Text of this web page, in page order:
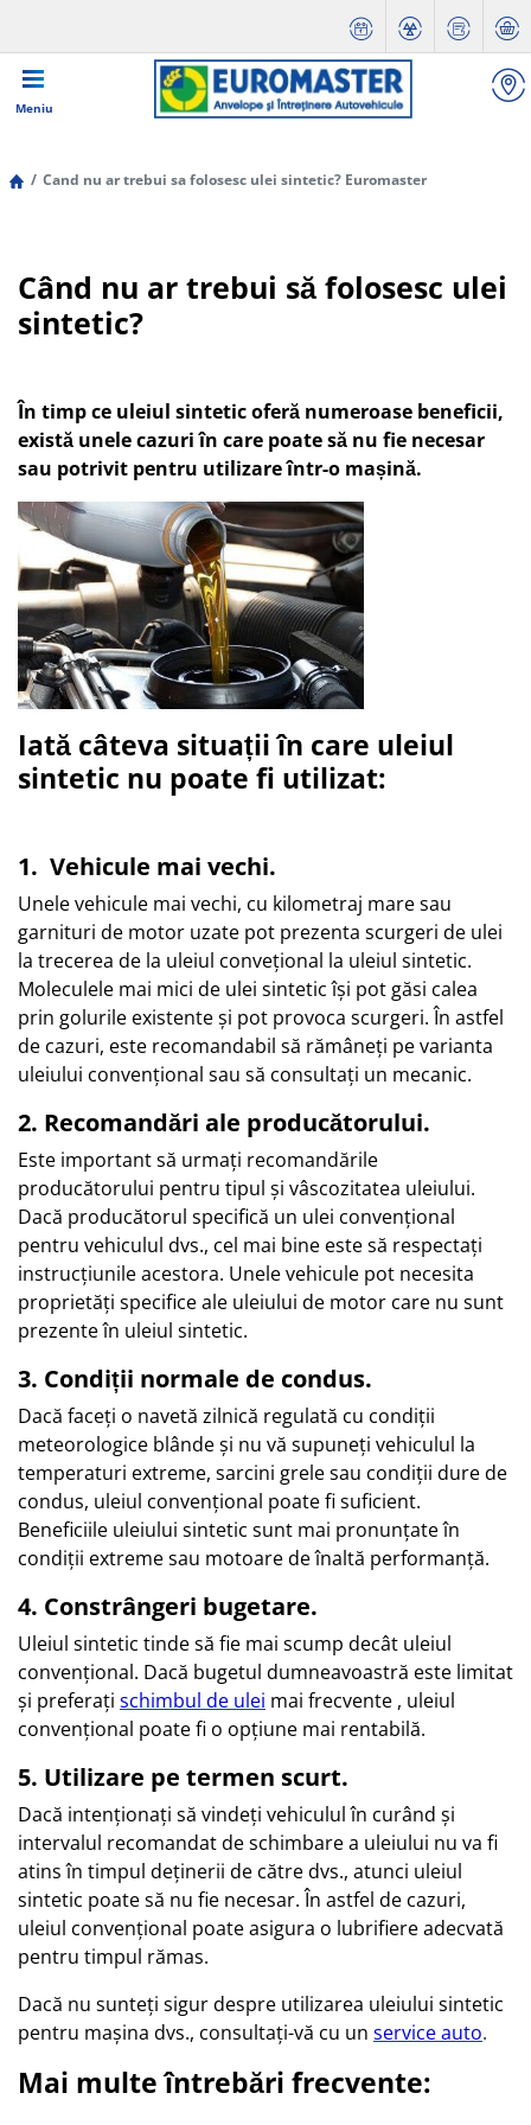
Meniu
Cand nu ar trebui sa folosesc ulei sintetic? Euromaster
Când nu ar trebui să folosesc ulei
sintetic?
În timp ce uleiul sintetic oferă numeroase beneficii,
există unele cazuri în care poate să nu fie necesar
sau potrivit pentru utilizare într-o mașină.
Iată câteva situații în care uleiul
sintetic nu poate fi utilizat:
1. Vehicule mai vechi.
Unele vehicule mai vechi, cu kilometraj mare sau
garnituri de motor uzate pot prezenta scurgeri de ulei
la trecerea de la uleiul convețional la uleiul sintetic.
Moleculele mai mici de ulei sintetic își pot găsi calea
prin golurile existente și pot provoca scurgeri. În astfel
de cazuri, este recomandabil să rămâneți pe varianta
uleiului convențional sau să consultați un mecanic.
2. Recomandări ale producătorului.
Este important să urmați recomandările
producătorului pentru tipul și vâscozitatea uleiului.
Dacă producătorul specifică un ulei convențional
pentru vehiculul dvs., cel mai bine este să respectați
instrucțiunile acestora. Unele vehicule pot necesita
proprietăți specifice ale uleiului de motor care nu sunt
prezente în uleiul sintetic.
3. Condiții normale de condus.
Dacă faceți o navetă zilnică regulată cu condiții
meteorologice blânde și nu vă supuneți vehiculul la
temperaturi extreme, sarcini grele sau condiții dure de
condus, uleiul convențional poate fi suficient.
Beneficiile uleiului sintetic sunt mai pronunțate în
condiții extreme sau motoare de înaltă performanță.
4. Constrângeri bugetare.
Uleiul sintetic tinde să fie mai scump decât uleiul
convențional. Dacă bugetul dumneavoastră este limitat
și preferați schimbul de ulei mai frecvente , uleiul
convențional poate fi o opțiune mai rentabilă.
5. Utilizare pe termen scurt.
Dacă intenționați să vindeți vehiculul în curând și
intervalul recomandat de schimbare a uleiului nu va fi
atins în timpul deținerii de către dvs., atunci uleiul
sintetic poate să nu fie necesar. În astfel de cazuri,
uleiul convențional poate asigura o lubrifiere adecvată
pentru timpul rămas.
Dacă nu sunteți sigur despre utilizarea uleiului sintetic
pentru mașina dvs., consultați-vă cu un service auto.
Mai multe întrebări frecvente: